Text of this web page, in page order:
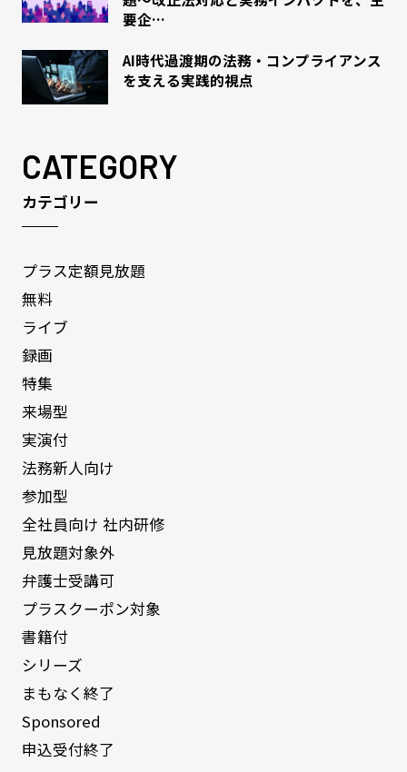
要企…
AI時代過渡期の法務・コンプライアンス
を支える実践的視点
CATEGORY
カテゴリー
プラス定額見放題
無料
ライブ
録画
特集
来場型
実演付
法務新人向け
参加型
全社員向け 社内研修
見放題対象外
弁護士受講可
プラスクーポン対象
書籍付
シリーズ
まもなく終了
Sponsored
申込受付終了